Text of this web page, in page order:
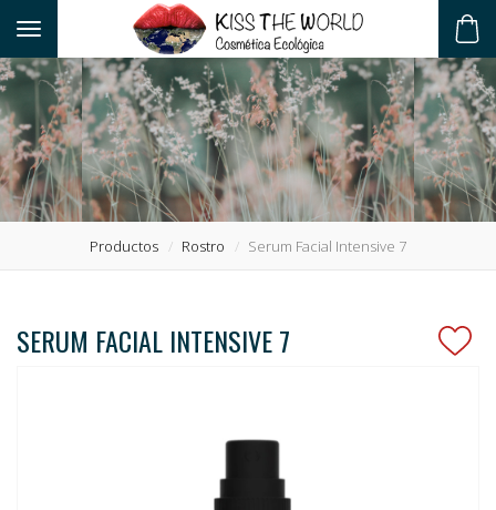
Toggle navigation
Productos Rostro Serum Facial Intensive 7
SERUM FACIAL INTENSIVE 7